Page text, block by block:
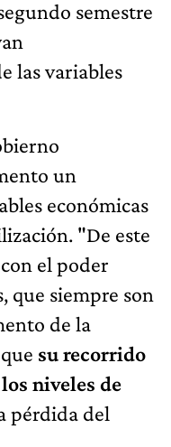
semestre
las variables
un
económicas
"De este
el poder
que siempre son
de la
su recorrido
niveles de
pérdida del